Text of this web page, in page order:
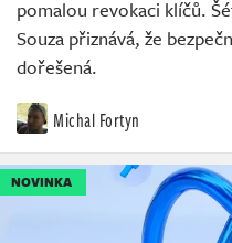
pomalou revokaci klíčů.
Souza přiznává, že
dořešená.
Michal Fortyn
NOVINKA